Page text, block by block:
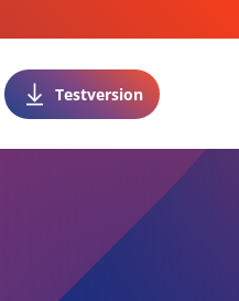
Testversion